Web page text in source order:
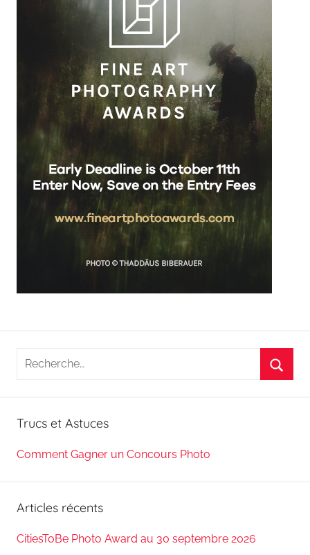
Recherche
Trucs et Astuces
Comment Gagner un Concours Photo
Articles récents
CitiesToBe Photo Award au 30 septembre 2026